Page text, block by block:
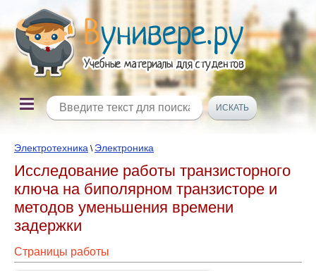
Электротехника \ Электроника
Исследование работы транзисторного
ключа на биполярном транзисторе и
методов уменьшения времени
задержки
Страницы работы